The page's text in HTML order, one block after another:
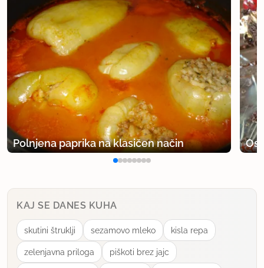
Polnjena paprika na klasičen način
KAJ SE DANES KUHA
skutini štruklji sezamovo mleko kisla repa
zelenjavna priloga piškoti brez jajc